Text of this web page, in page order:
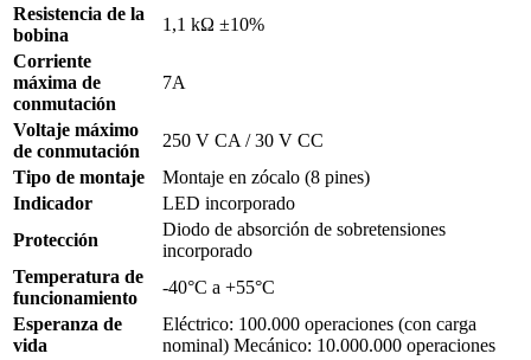
Resistencia de la
bobina
1,1 kΩ ±10%
Corriente
máxima de
conmutación
7A
Voltaje máximo
de conmutación
250 V CA / 30 V CC
Tipo de montaje
Montaje en zócalo (8 pines)
Indicador
LED incorporado
Protección
Diodo de absorción de sobretensiones
incorporado
Temperatura de
funcionamiento
-40°C a +55°C
Esperanza de
vida
Eléctrico: 100.000 operaciones (con carga
nominal) Mecánico: 10.000.000 operaciones